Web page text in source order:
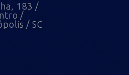
183 /
/
/ SC